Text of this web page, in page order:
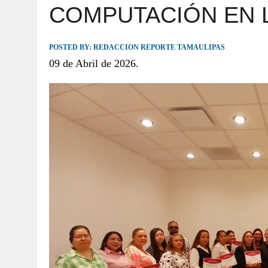
JULIO 30, 2026 TAMAULIPAS TE INVITA A DESCUBRIR EL
COMPUTACIÓN EN
POSTED BY: REDACCION REPORTE TAMAULIPAS
09 de Abril de 2026.